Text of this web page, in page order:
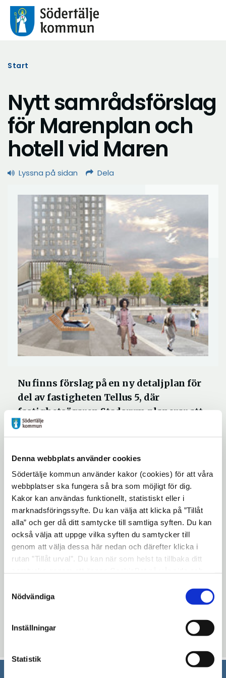
Denna webbplats använder cookies
Södertälje kommun använder kakor (cookies) för att våra
webbplatser ska fungera så bra som möjligt för dig.
Kakor kan användas funktionellt, statistiskt eller i
marknadsföringssyfte. Du kan välja att klicka på ”Tillåt
alla” och ger då ditt samtycke till samtliga syften. Du kan
också välja att uppge vilka syften du samtycker till
genom att välja dessa här nedan och därefter klicka i
rutan ”Tillåt urval”. Du kan när som helst ta tillbaka ditt
"Visa detaljer" kan du läsa om hur kakorna används och
hur vi och våra leverantörer inhämtar och behandlar
Nödvändiga
Inställningar
Statistik
Start
Nytt samrådsförslag
för Marenplan och
hotell vid Maren
Lyssna på sidan Dela
Nu finns förslag på en ny detaljplan för
del av fastigheten Tellus 5, där
fastighetsägaren Stadsrum planerar att
bygga hotell. Detaljplanen omfattar
också Marenplan som föreslås rustas
upp med bland annat ny beläggning,
går förslaget ut på samråd.
Läs mer om förslaget på ny detaljplan på
Södertälje växer.
Den 17 november fattar
stadsbyggnadsnämnden beslut om
detaljplanen ska gå ut på samråd. Givet att
det blir så, är detaljplanen ute på samråd
vecka 48 till 50 och då har du möjlighet att